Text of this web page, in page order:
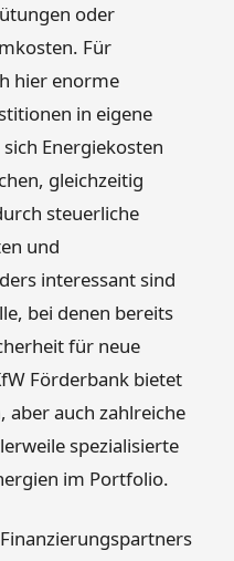
oder
Für
hier enorme
in eigene
Energiekosten
gleichzeitig
steuerliche
und
interessant sind
bei denen bereits
für neue
Förderbank bietet
aber auch zahlreiche
spezialisierte
im Portfolio.